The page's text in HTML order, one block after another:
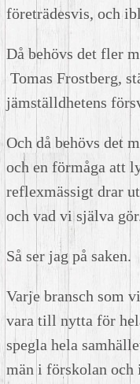
företrädesvis, och
Då behövs det fler
Tomas Frostberg,
jämställdhetens
Och då behövs det
och en förmåga att
reflexmässigt drar
och vad vi själva
Så ser jag på saken.
Varje bransch som
vara till nytta för
spegla hela
män i förskolan